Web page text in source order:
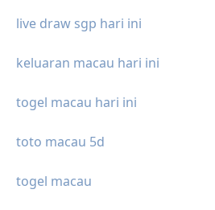
live draw sgp hari ini
keluaran macau hari ini
togel macau hari ini
toto macau 5d
togel macau